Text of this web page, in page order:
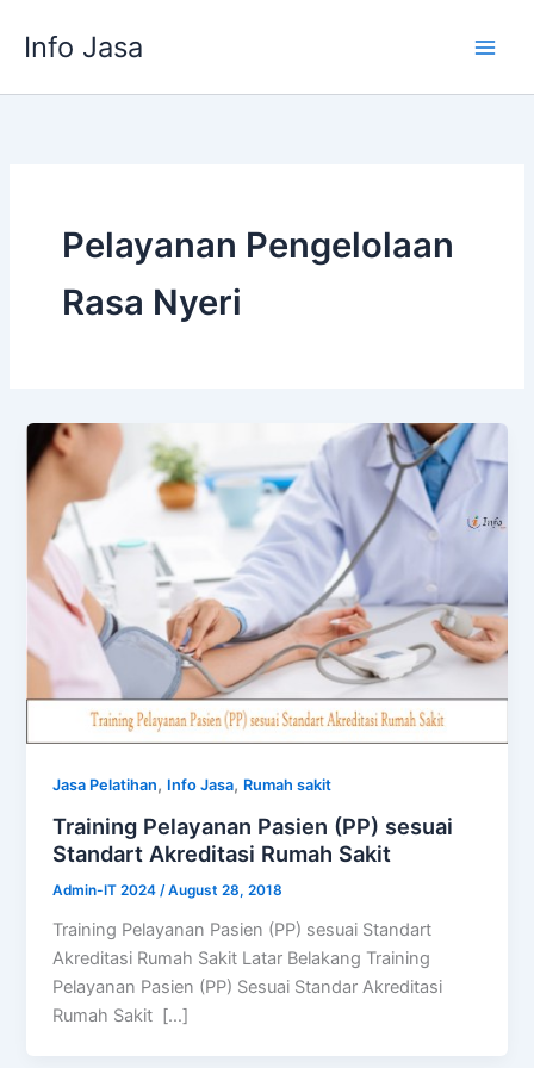
Info Jasa
Pelayanan Pengelolaan
Rasa Nyeri
Jasa Pelatihan, Info Jasa, Rumah sakit
Training Pelayanan Pasien (PP) sesuai
Standart Akreditasi Rumah Sakit
Admin-IT 2024/August 28, 2018
Training Pelayanan Pasien (PP) sesuai Standart
Akreditasi Rumah Sakit Latar Belakang Training
Pelayanan Pasien (PP) Sesuai Standar Akreditasi
Rumah Sakit […]